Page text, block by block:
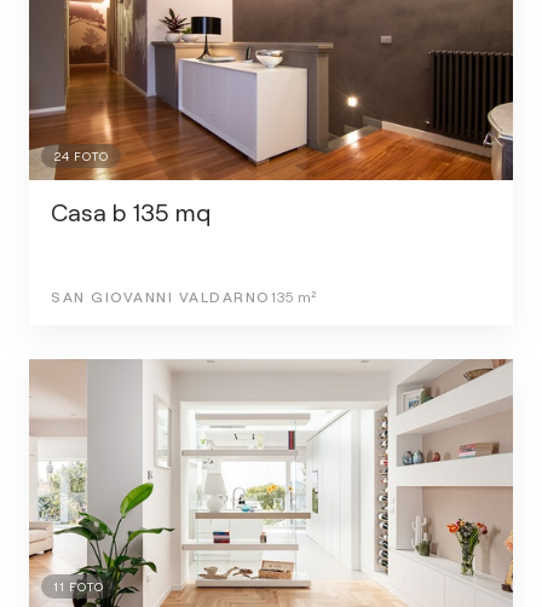
24 FOTO
Casa b 135 mq
SAN GIOVANNI VALDARNO 135 m²
11 FOTO